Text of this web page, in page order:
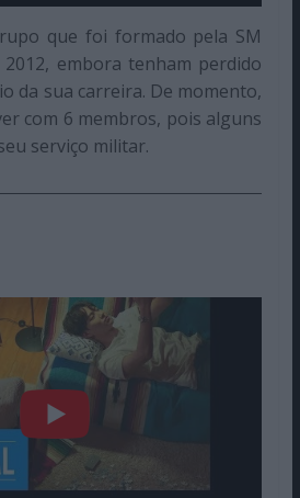
que foi formado pela SM
embora tenham perdido
da sua carreira. De momento,
com 6 membros, pois alguns
serviço militar.